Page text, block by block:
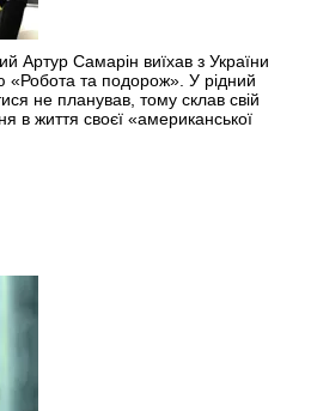
Артур Самарін виїхав з України
та подорож». У рідний
не планував, тому склав свій
в життя своєї «американської